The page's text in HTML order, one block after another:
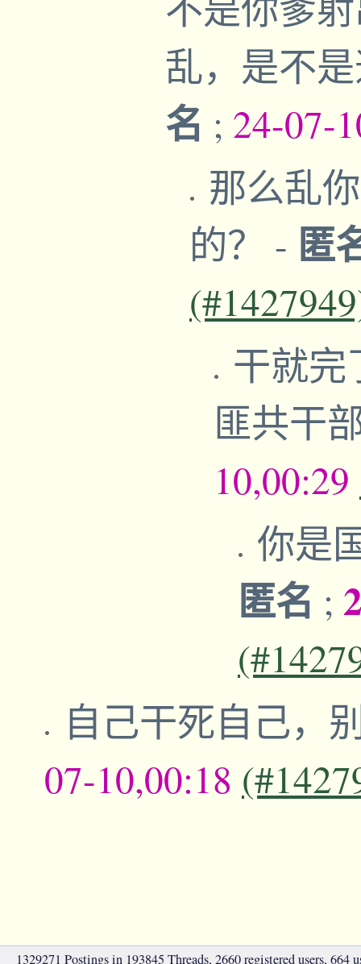
乱，是不
名 ; 24-07-
那么乱
的？ - 匿
干就完
匪共干
10,00:29
你是
匿名 ;
自己干死自己，
07-10,00:18
1329271 Postings in 193845 Threads, 2660 registered users, 664